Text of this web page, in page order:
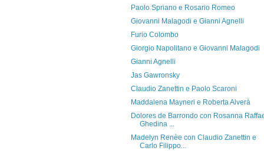
Paolo Spriano e Rosario Romeo
Giovanni Malagodi e Gianni Agnelli
Furio Colombo
Giorgio Napolitano e Giovanni Malagodi
Gianni Agnelli
Jas Gawronsky
Claudio Zanettin e Paolo Scaroni
Maddalena Mayneri e Roberta Alverà
Dolores de Barrondo con Rosanna
Ghedina ...
Madelyn Renèe con Claudio Zanettin e
Carlo Filippo...